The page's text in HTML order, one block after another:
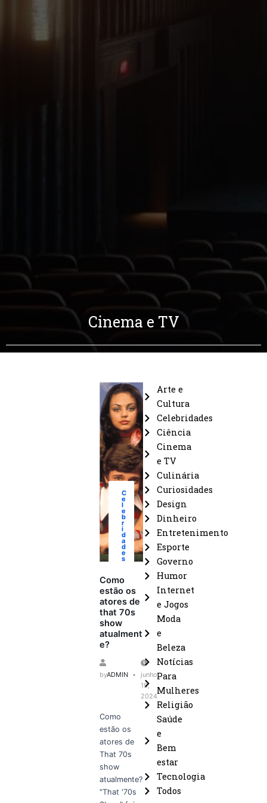
Cinema e TV
C
e
l
e
b
r
i
d
a
d
e
s
Como
estão os
atores de
that 70s
show
atualment
e?
byADMIN
junho
19,
2024
Como
estão os
atores de
That 70s
show
atualmente?
"That '70s
Arte e
Cultura
Celebridades
Ciência
Cinema
e TV
Culinária
Curiosidades
Design
Dinheiro
Entretenimento
Esporte
Governo
Humor
Internet
e Jogos
Moda
e
Beleza
Notícias
Para
Mulheres
Religião
Saúde
e
Bem
estar
Tecnologia
Todos